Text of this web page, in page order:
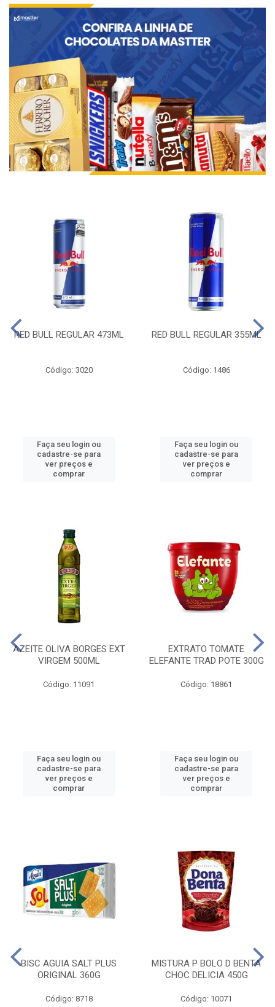
RED BULL REGULAR 473ML
Código: 3020
Faça seu login ou
cadastre-se para
ver preços e
comprar
RED BULL REGULAR 355ML
Código: 1486
Faça seu login ou
cadastre-se para
ver preços e
comprar
AZEITE OLIVA BORGES EXT
VIRGEM 500ML
Código: 11091
Faça seu login ou
cadastre-se para
ver preços e
comprar
EXTRATO TOMATE
ELEFANTE TRAD POTE 300G
Código: 18861
Faça seu login ou
cadastre-se para
ver preços e
comprar
BISC AGUIA SALT PLUS
ORIGINAL 360G
Código: 8718
MISTURA P BOLO D BENTA
CHOC DELICIA 450G
Código: 10071